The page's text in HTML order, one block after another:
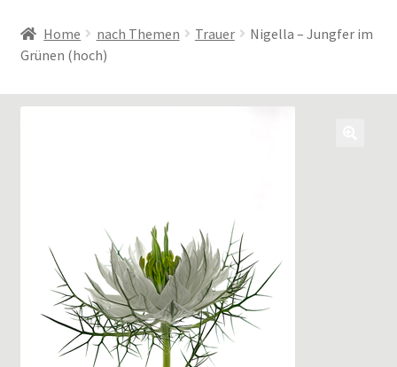
Home nach Themen Trauer
Nigella – Jungfer im
Grünen (hoch)